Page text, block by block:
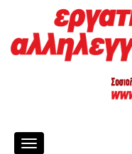
Toggle